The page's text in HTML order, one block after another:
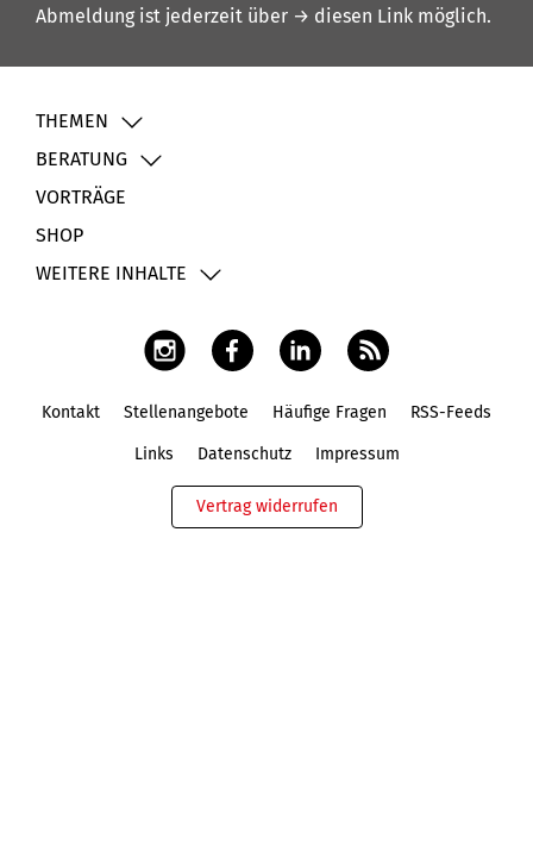
Abmeldung ist jederzeit über → diesen Link möglich.
THEMEN
BERATUNG
VORTRÄGE
SHOP
WEITERE INHALTE
Kontakt Stellenangebote Häufige Fragen RSS-Feeds
Links Datenschutz Impressum
Vertrag widerrufen